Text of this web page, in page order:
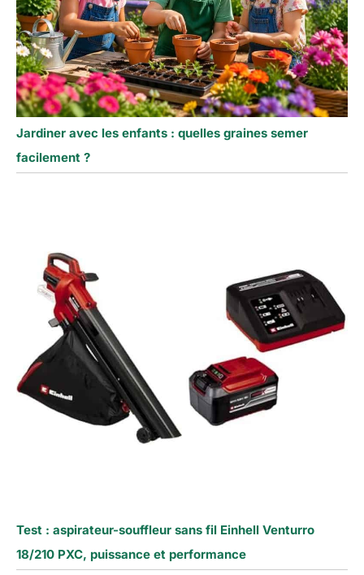
Jardiner avec les enfants : quelles graines semer
facilement ?
Test : aspirateur-souffleur sans fil Einhell Venturro
18/210 PXC, puissance et performance